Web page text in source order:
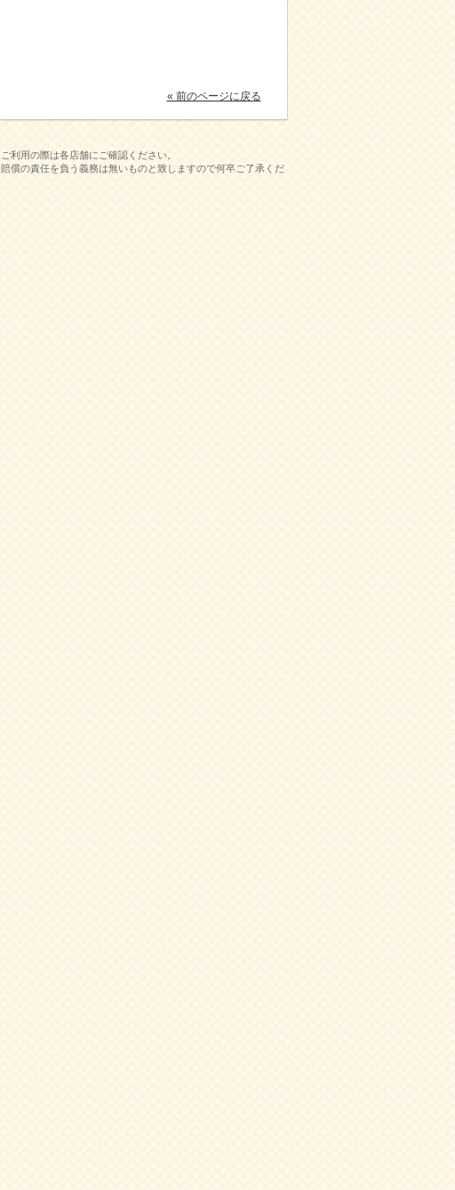
« 前のページに戻る
利用の際は各店舗にご確認ください。
償の責任を負う義務は無いものと致しますので何卒ご了承くだ